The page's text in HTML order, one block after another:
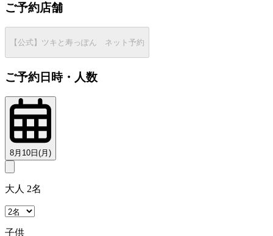
ご予約店舗
【公式】ツキと寿っぽん ネット予約
ご予約日時・人数
8月10日(月)
大人 2名
子供